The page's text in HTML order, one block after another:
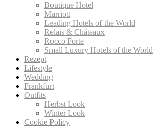
Boutique Hotel
Marriott
Leading Hotels of the World
Relais & Châteaux
Rocco Forte
Small Luxury Hotels of the World
Rezept
Lifestyle
Wedding
Frankfurt
Outfits
Herbst Look
Winter Look
Cookie Policy